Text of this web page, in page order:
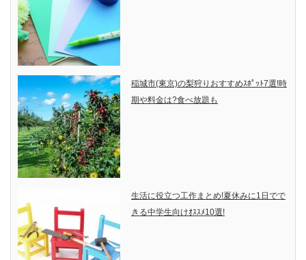
稲城市(東京)の梨狩りおすすめｽﾎﾟｯﾄ7選!時
期や料金は?食べ放題も
生活に役立つ工作まとめ!夏休みに1日でで
きる中学生向けｵｽｽﾒ10選!